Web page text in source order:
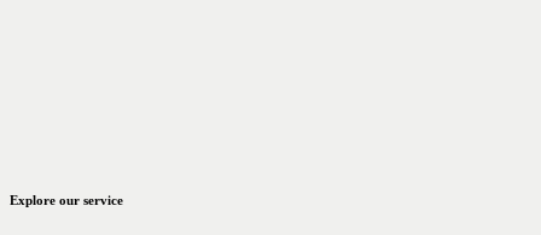
Explore our service